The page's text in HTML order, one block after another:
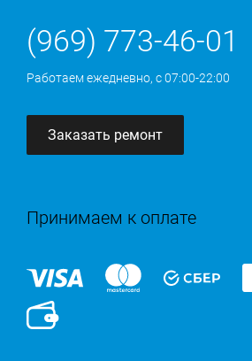
(969) 773-46-01
Работаем ежедневно, с 07:00-22:00
Заказать ремонт
Принимаем к оплате